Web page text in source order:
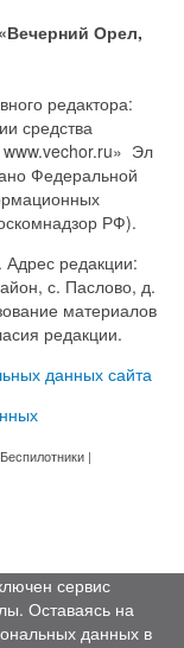
Орел,
редактора:
средства
Эл
Федеральной
РФ).
Адрес редакции:
с. Паслово, д.
материалов
редакции.
данных сайта
|
сервис
Оставаясь на
данных в